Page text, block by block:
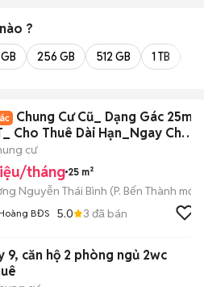
nào ?
256 GB 512 GB 1 TB
Chung Cư Cũ_ Dạng Gác 25m2
Cho Thuê Dài Hạn_Ngay Chợ
cư
tháng 25 m²
Nguyễn Thái Bình (P. Bến Thành mới)
BĐS 5.0 3 đã bán
9, căn hộ 2 phòng ngủ 2wc